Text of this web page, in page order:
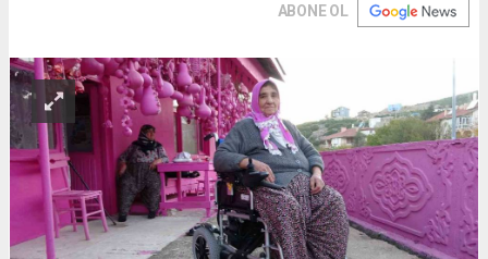
ABONE OL